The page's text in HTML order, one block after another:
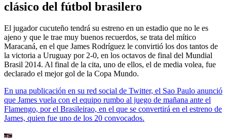
clásico del fútbol brasilero
El jugador cucuteño tendrá su estreno en un estadio que no le es
ajeno y que le trae muy buenos recuerdos, se trata del mítico
Maracaná, en el que James Rodríguez le convirtió los dos tantos de
la victoria a Uruguay por 2-0, en los octavos de final del Mundial
Brasil 2014. Al final de la cita, uno de ellos, el de media volea, fue
declarado el mejor gol de la Copa Mundo.
En una publicación en su red social de Twitter, el Sao Paulo anunció
que James vuela con el equipo rumbo al juego de mañana ante el
Flamengo, por el Brasileirao, en el que se convertirá en el estreno de
James, quien fue uno de los 20 convocados.